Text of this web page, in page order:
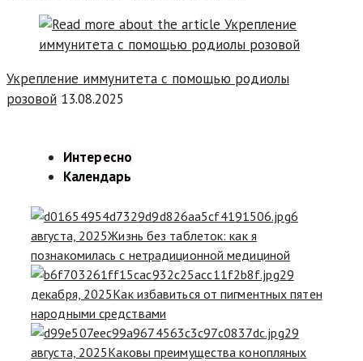
Укрепление иммунитета с помощью родиолы
розовой 13.08.2025
Интересно
Календарь
6
августа, 2025Жизнь без таблеток: как я
познакомилась с нетрадиционной медициной
29
декабря, 2025Как избавиться от пигментных пятен
народными средствами
29
августа, 2025Каковы преимущества конопляных